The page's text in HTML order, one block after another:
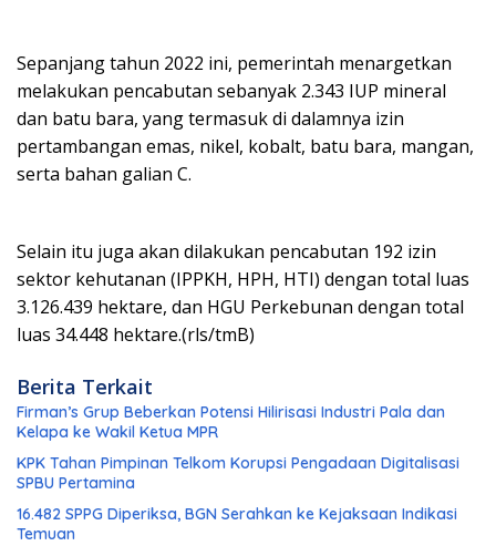
Sepanjang tahun 2022 ini, pemerintah menargetkan
melakukan pencabutan sebanyak 2.343 IUP mineral
dan batu bara, yang termasuk di dalamnya izin
pertambangan emas, nikel, kobalt, batu bara, mangan,
serta bahan galian C.
Selain itu juga akan dilakukan pencabutan 192 izin
sektor kehutanan (IPPKH, HPH, HTI) dengan total luas
3.126.439 hektare, dan HGU Perkebunan dengan total
luas 34.448 hektare.(rls/tmB)
Berita Terkait
Firman’s Grup Beberkan Potensi Hilirisasi Industri Pala dan
Kelapa ke Wakil Ketua MPR
KPK Tahan Pimpinan Telkom Korupsi Pengadaan Digitalisasi
SPBU Pertamina
16.482 SPPG Diperiksa, BGN Serahkan ke Kejaksaan Indikasi
Temuan